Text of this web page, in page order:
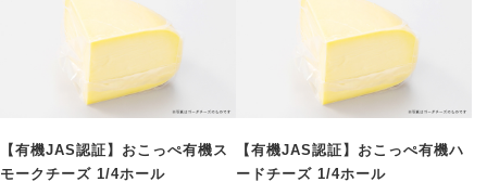
【有機JAS認証】おこっぺ有機ス
モークチーズ 1/4ホール
【有機JAS認証】おこっぺ有機ハ
ードチーズ 1/4ホール